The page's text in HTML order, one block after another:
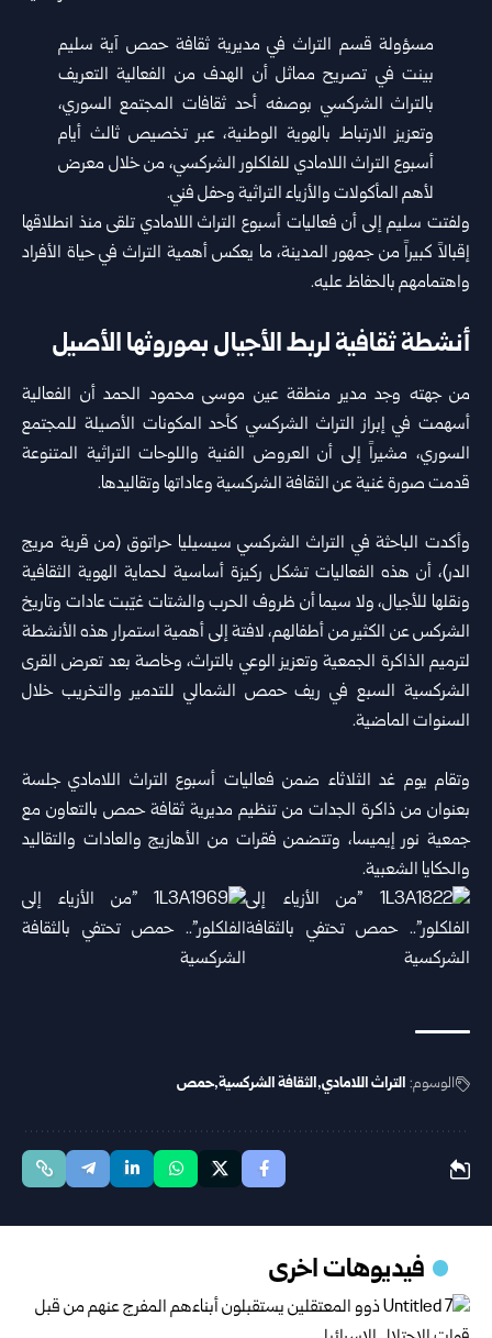
مسؤولة قسم التراث في مديرية ثقافة حمص آية سليم
بينت في تصريح ‏مماثل أن الهدف من الفعالية التعريف
بالتراث الشركسي بوصفه أحد ‏ثقافات المجتمع السوري،
وتعزيز الارتباط بالهوية الوطنية، عبر ‏تخصيص ثالث أيام
أسبوع التراث اللامادي للفلكلور الشركسي، من ‏خلال معرض
لأهم المأكولات والأزياء التراثية وحفل فني‎.‎
ولفتت سليم إلى أن فعاليات أسبوع التراث اللامادي تلقى منذ انطلاقها
‏إقبالاً كبيراً من جمهور المدينة، ما يعكس أهمية التراث في حياة الأفراد
‏واهتمامهم بالحفاظ عليه‎.‎
أنشطة ثقافية لربط الأجيال بموروثها الأصيل
من جهته وجد مدير منطقة عين موسى محمود الحمد أن الفعالية
أسهمت ‏في إبراز التراث الشركسي كأحد المكونات الأصيلة للمجتمع
السوري، ‏مشيراً إلى أن العروض الفنية واللوحات التراثية المتنوعة
قدمت صورة ‏غنية عن الثقافة الشركسية وعاداتها وتقاليدها‎.‎
وأكدت الباحثة في التراث الشركسي سيسيليا حراتوق (من قرية مريج
‏الدر)، أن هذه الفعاليات تشكل ركيزة أساسية لحماية الهوية الثقافية
ونقلها ‏للأجيال، ولا سيما أن ظروف الحرب والشتات غيّبت عادات وتاريخ
‏الشركس عن الكثير من أطفالهم، لافتة إلى أهمية استمرار هذه الأنشطة
‏لترميم الذاكرة الجمعية وتعزيز الوعي بالتراث، وخاصة بعد تعرض ‏القرى
الشركسية السبع في ريف حمص الشمالي للتدمير والتخريب خلال
‏السنوات الماضية‎.‎
وتقام يوم غد الثلاثاء ضمن فعاليات أسبوع التراث اللامادي جلسة
بعنوان ‏من ذاكرة الجدات من تنظيم مديرية ثقافة حمص بالتعاون مع
جمعية ‏نور إيميسا، وتتضمن فقرات من الأهازيج والعادات والتقاليد
والحكايا ‏الشعبية‎.‎
الوسوم: التراث اللامادي الثقافة الشركسية حمص
فيديوهات اخرى